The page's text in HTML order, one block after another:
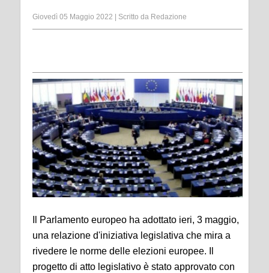
Giovedì 05 Maggio 2022 Scritto da Redazione
Il Parlamento europeo ha adottato ieri, 3 maggio,
una relazione d'iniziativa legislativa che mira a
rivedere le norme delle elezioni europee. Il
progetto di atto legislativo è stato approvato con